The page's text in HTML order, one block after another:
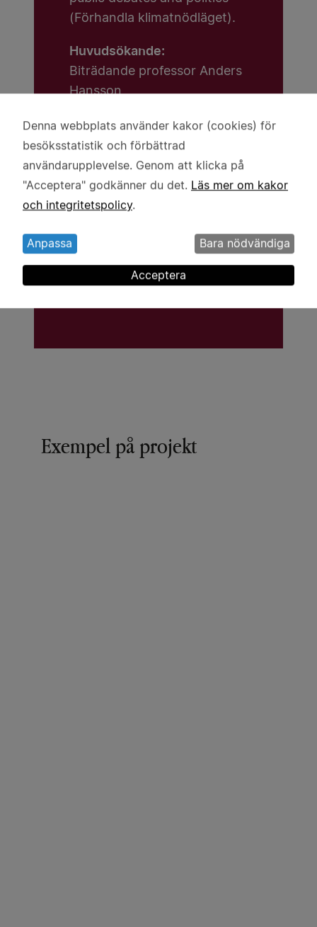
(Förhandla klimatnödläget).
Huvudsökande:
Biträdande professor Anders
Hansson
Medsökande:
Linköpings universitet
Mathias Fridahl
Simon Haikola
Lärosäte:
Linköpings universitet
Beviljat anslag:
4,5 miljoner kronor
Exempel på projekt
Användning
av
personuppgifter
och
kakor
Denna webbplats använder kakor (cookies) för
besöksstatistik och förbättrad
användarupplevelse. Genom att klicka på
"Acceptera" godkänner du det. Läs mer om kakor
och integritetspolicy.
Anpassa Bara nödvändiga
Acceptera